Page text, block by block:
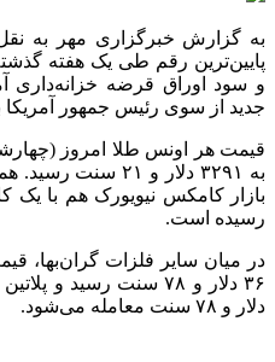
به گزارش خبرگزاری مهر
به
پایین‌ترین رقم طی یک هفته
و سود اوراق قرضه خزانه‌داری
جدید از سوی رئیس جمهور آمریکا
به ۳۲۹۱ دلار و ۲۱
بازارکامکس
رسیده است.
دلار و ۷۸ سنت معامله می‌شود.